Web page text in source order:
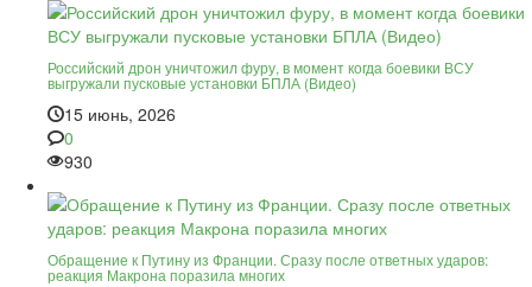
Российский дрон уничтожил фуру, в момент когда боевики ВСУ
выгружали пусковые установки БПЛА (Видео)
15 июнь, 2026
0
930
Обращение к Путину из Франции. Сразу после ответных ударов:
реакция Макрона поразила многих